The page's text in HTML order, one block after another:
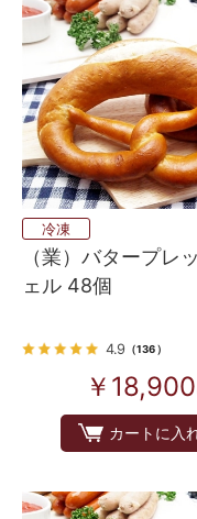
冷凍
（業）バタープレ
ェル 48個
4.9 （136）
￥18,900
カートに入